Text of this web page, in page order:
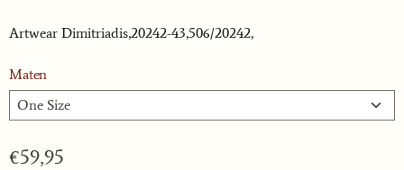
Artwear Dimitriadis,20242-43,506/20242,
Maten
€59,95